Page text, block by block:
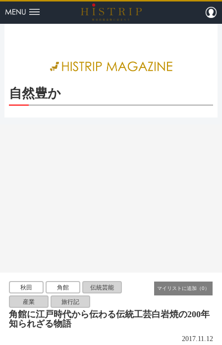
HISTRIP（
自然豊か
秋田 角館 伝統芸能
産業 旅行記
角館に江戸時代から伝わる伝統工芸白岩焼の200年
知られざる物語
2017.11.12